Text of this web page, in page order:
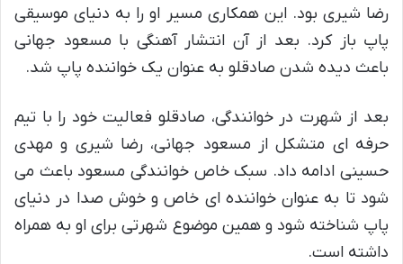
رضا شیری بود. این همکاری مسیر او را به دنیای موسیقی
پاپ باز کرد. بعد از آن انتشار آهنگی با مسعود جهانی
باعث دیده شدن صادقلو به عنوان یک خواننده پاپ شد.
بعد از شهرت در خوانندگی، صادقلو فعالیت خود را با تیم
حرفه ای متشکل از مسعود جهانی، رضا شیری و مهدی
حسینی ادامه داد. سبک خاص خوانندگی مسعود باعث می
شود تا به عنوان خواننده ای خاص و خوش صدا در دنیای
پاپ شناخته شود و همین موضوع شهرتی برای او به همراه
داشته است.